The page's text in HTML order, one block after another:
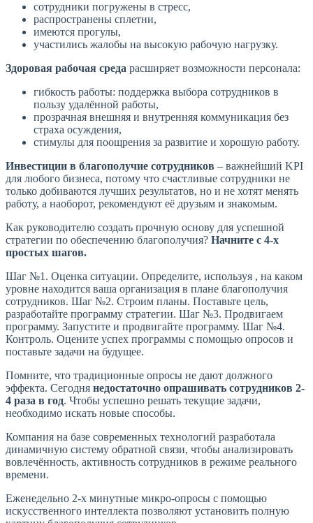
сотрудники погружены в стресс,
распространены сплетни,
имеются прогулы,
участились жалобы на высокую рабочую нагрузку.
Здоровая рабочая среда расширяет возможности персонала:
гибкость работы: поддержка выбора сотрудников в
пользу удалённой работы,
прозрачная внешняя и внутренняя коммуникация без
страха осуждения,
стимулы для поощрения за развитие и хорошую работу.
Инвестиции в благополучие сотрудников – важнейший KPI
для любого бизнеса, потому что счастливые сотрудники не
только добиваются лучших результатов, но и не хотят менять
работу, а наоборот, рекомендуют её друзьям и знакомым.
Как руководителю создать прочную основу для успешной
стратегии по обеспечению благополучия? Начните с 4-х
простых шагов.
Шаг №1. Оценка ситуации. Определите, используя , на каком
уровне находится ваша организация в плане благополучия
сотрудников. Шаг №2. Строим планы. Поставьте цель,
разработайте программу стратегии. Шаг №3. Продвигаем
программу. Запустите и продвигайте программу. Шаг №4.
Контроль. Оцените успех программы с помощью опросов и
поставьте задачи на будущее.
Помните, что традиционные опросы не дают должного
эффекта. Сегодня недостаточно опрашивать сотрудников 2-
4 раза в год. Чтобы успешно решать текущие задачи,
необходимо искать новые способы.
Компания на базе современных технологий разработала
динамичную систему обратной связи, чтобы анализировать
вовлечённость, активность сотрудников в режиме реального
времени.
Еженедельно 2-х минутные микро-опросы с помощью
искусственного интеллекта позволяют установить полную